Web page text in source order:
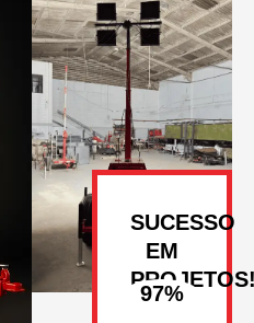
SUCESSO
EM